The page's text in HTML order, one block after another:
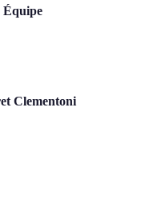
Équipe
Clementoni